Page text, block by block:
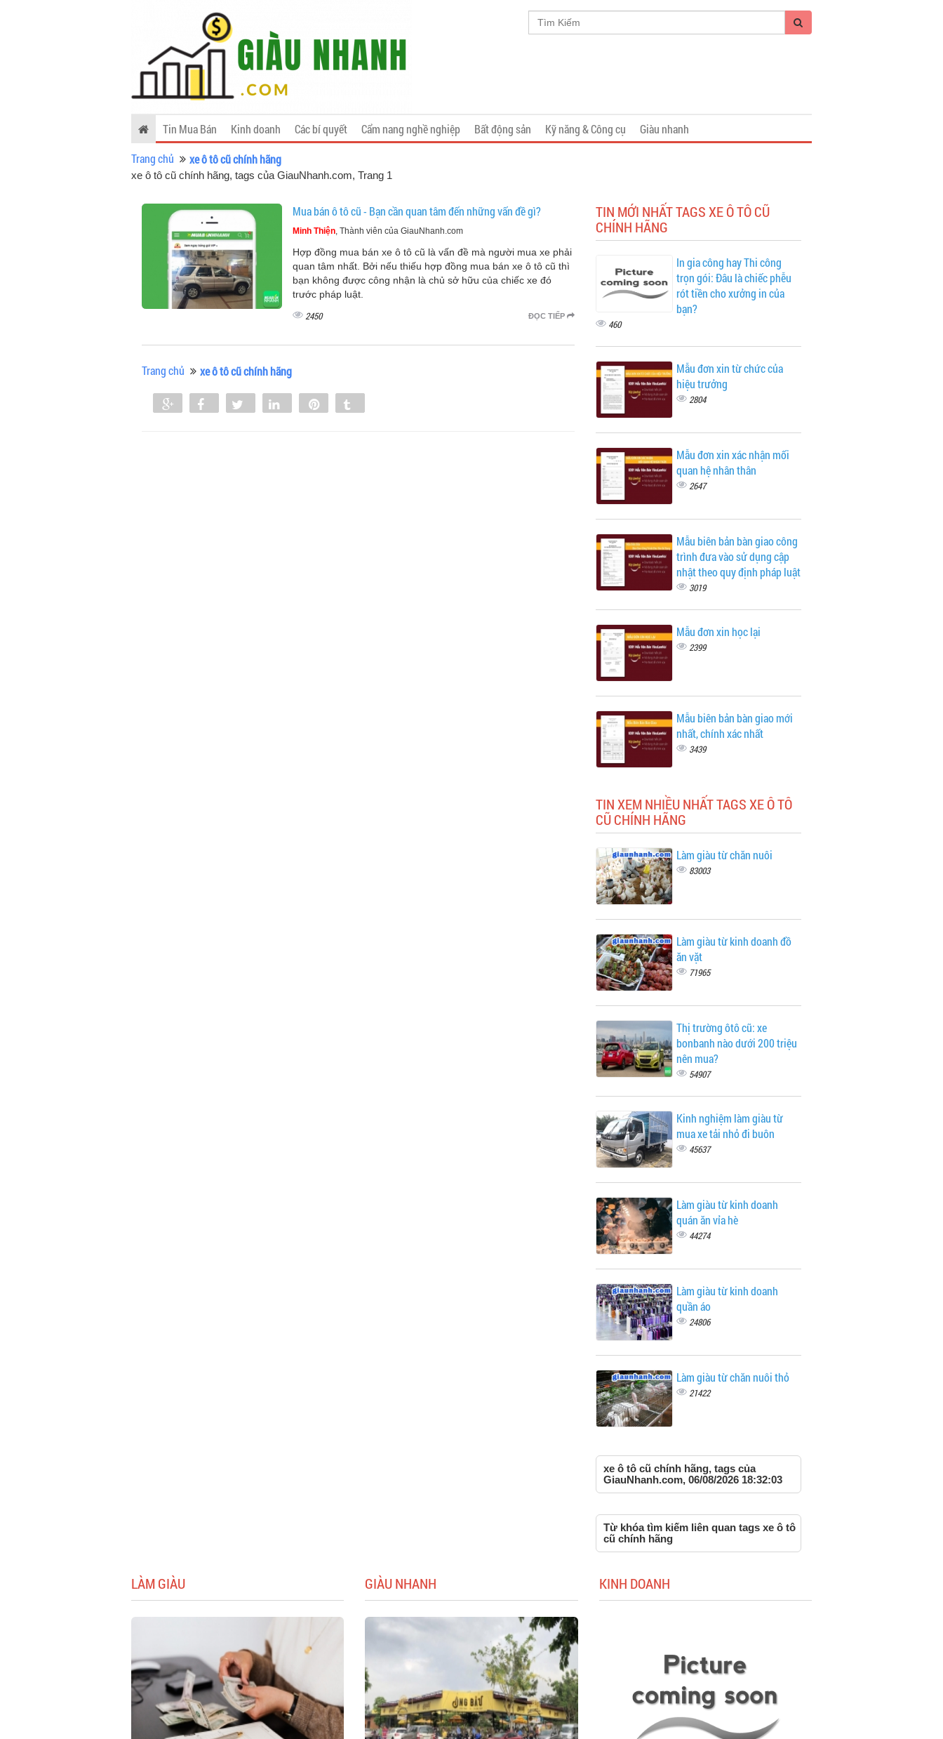
Tin Mua Bán Kinh doanh Các bí quyết Cẩm nang nghề nghiệp Bất động sản Kỹ năng & Công cụ
Giàu nhanh
Trang chủ
xe ô tô cũ chính hãng
xe ô tô cũ chính hãng, tags của GiauNhanh.com, Trang 1
Mua bán ô tô cũ - Bạn cần quan tâm đến những vấn đề gì?
Minh Thiện, Thành viên của GiauNhanh.com
Hợp đồng mua bán xe ô tô cũ là vấn đề mà người mua xe phải
quan tâm nhất. Bởi nếu thiếu hợp đồng mua bán xe ô tô cũ thì
bạn không được công nhận là chủ sở hữu của chiếc xe đó
trước pháp luật.
ĐỌC TIẾP
2450
Trang chủ xe ô tô cũ chính hãng
Share Share Tweet Share
TIN MỚI NHẤT TAGS XE Ô TÔ CŨ
CHÍNH HÃNG
In gia công hay Thi công
trọn gói: Đâu là chiếc phễu
rót tiền cho xưởng in của
bạn?
460
Mẫu đơn xin từ chức của
hiệu trưởng
2804
Mẫu đơn xin xác nhận mối
quan hệ nhân thân
2647
Mẫu biên bản bàn giao công
trình đưa vào sử dụng cập
nhật theo quy định pháp luật
3019
Mẫu đơn xin học lại
2399
Mẫu biên bản bàn giao mới
nhất, chính xác nhất
3439
TIN XEM NHIỀU NHẤT TAGS XE Ô TÔ
CŨ CHÍNH HÃNG
Làm giàu từ chăn nuôi
83003
Làm giàu từ kinh doanh đồ
ăn vặt
71965
Thị trường ôtô cũ: xe
bonbanh nào dưới 200 triệu
nên mua?
54907
Kinh nghiệm làm giàu từ
mua xe tải nhỏ đi buôn
45637
Làm giàu từ kinh doanh
quán ăn vỉa hè
44274
Làm giàu từ kinh doanh
quần áo
24806
Làm giàu từ chăn nuôi thỏ
21422
xe ô tô cũ chính hãng, tags của
GiauNhanh.com, 06/08/2026 18:32:03
Từ khóa tìm kiếm liên quan tags xe ô tô
cũ chính hãng
LÀM GIÀU GIÀU NHANH KINH DOANH